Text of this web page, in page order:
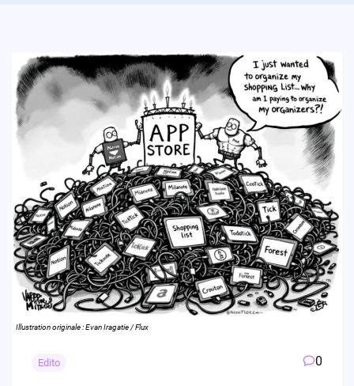
Illustration originale : Evan Iragatie / Flux
Edito 0